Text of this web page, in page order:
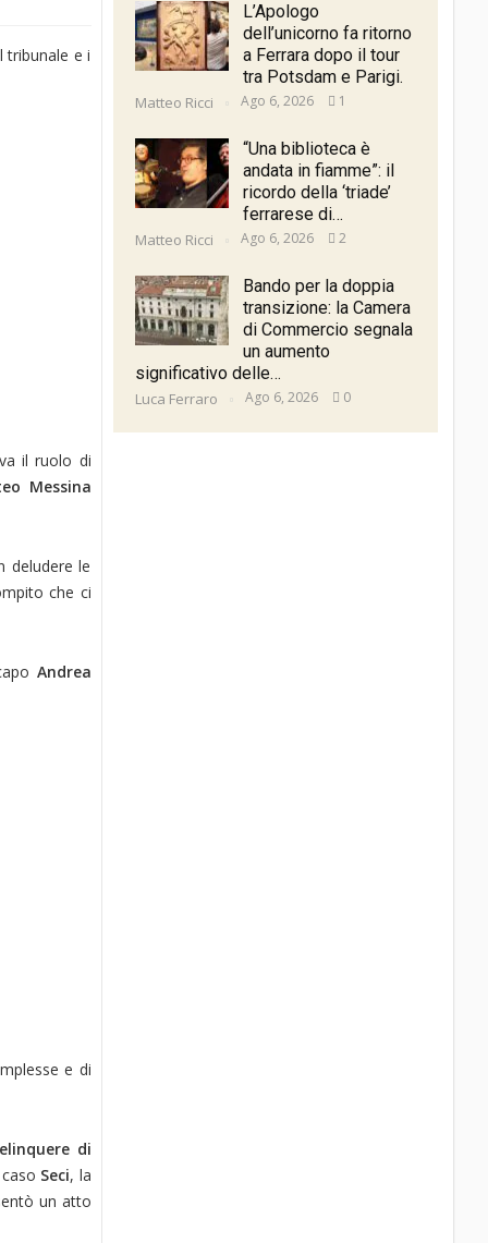
tribunale e i
il ruolo di
Messina
deludere le
che ci
Andrea
e di
di
Seci, la
un atto
L’Apologo
dell’unicorno fa ritorno
a Ferrara dopo il tour
tra Potsdam e Parigi.
Matteo Ricci Ago 6, 2026 1
“Una biblioteca è
andata in fiamme”: il
ricordo della ‘triade’
ferrarese di…
Matteo Ricci Ago 6, 2026 2
Bando per la doppia
transizione: la Camera
di Commercio segnala
un aumento
significativo delle…
Luca Ferraro Ago 6, 2026 0